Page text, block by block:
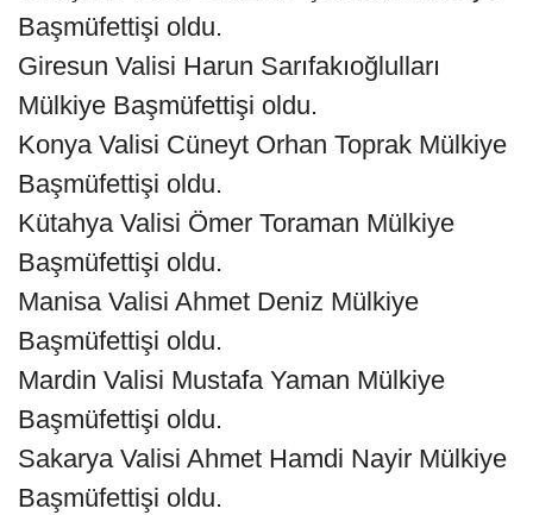
Başmüfettişi oldu.
Giresun Valisi Harun Sarıfakıoğlulları
Mülkiye Başmüfettişi oldu.
Konya Valisi Cüneyt Orhan Toprak Mülkiye
Başmüfettişi oldu.
Kütahya Valisi Ömer Toraman Mülkiye
Başmüfettişi oldu.
Manisa Valisi Ahmet Deniz Mülkiye
Başmüfettişi oldu.
Mardin Valisi Mustafa Yaman Mülkiye
Başmüfettişi oldu.
Sakarya Valisi Ahmet Hamdi Nayir Mülkiye
Başmüfettişi oldu.